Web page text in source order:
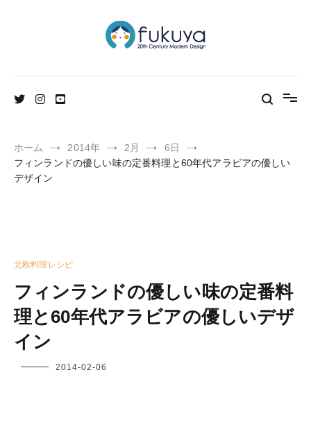
ホーム 2014年 2月
6日
フィンランドの優しい味の定番料理と60年代アラビアの優しい
デザイン
北欧料理レシピ
フィンランドの優しい味の定番料
理と60年代アラビアの優しいデザ
イン
フ
2014-02-06